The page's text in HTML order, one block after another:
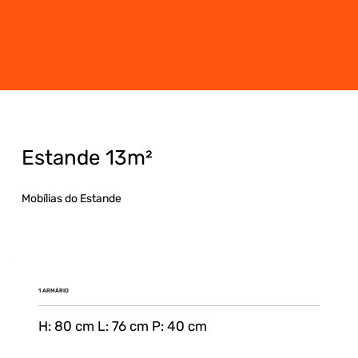
Estande 13m²
Mobílias do Estande
1 ARMÁRIO
H: 80 cm L: 76 cm P: 40 cm